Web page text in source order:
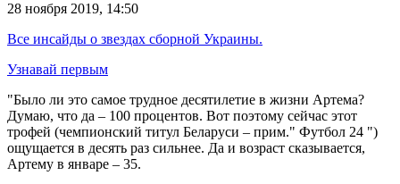
28 ноября 2019, 14:50
Все инсайды о звездах сборной Украины.
Узнавай первым
"Было ли это самое трудное десятилетие в жизни Артема?
Думаю, что да – 100 процентов. Вот поэтому сейчас этот
трофей (чемпионский титул Беларуси – прим." Футбол 24 ")
ощущается в десять раз сильнее. Да и возраст сказывается,
Артему в январе – 35.